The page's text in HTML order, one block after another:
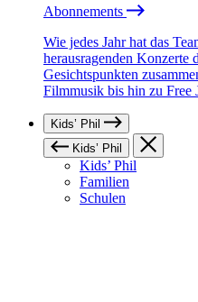
Abonnements
Wie jedes Jahr hat das
herausragenden Konzerte
Gesichtspunkten
Filmmusik bis hin zu Free
Kids’ Phil
Kids’ Phil
Kids’ Phil
Familien
Schulen